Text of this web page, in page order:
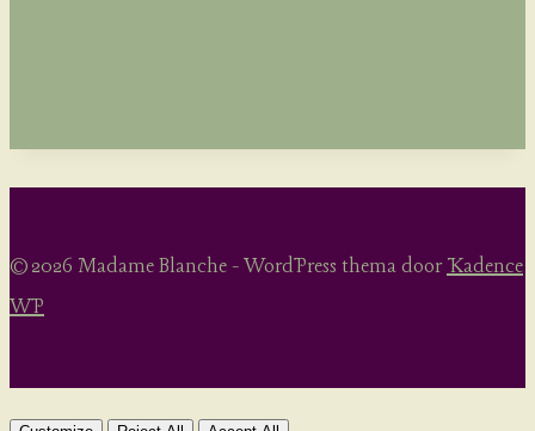
© 2026 Madame Blanche - WordPress thema doorKadence
WP